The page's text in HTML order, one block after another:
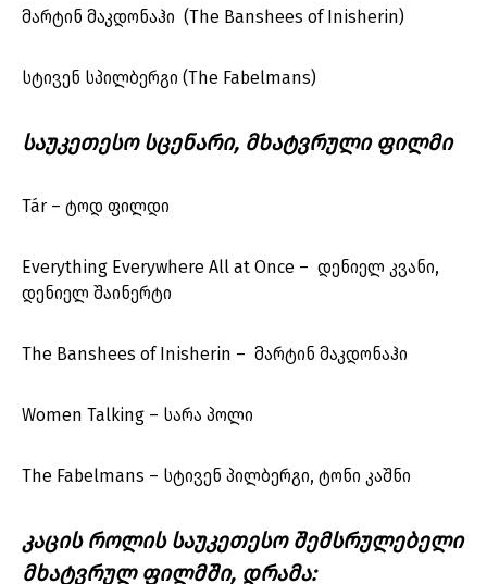
მარტინ მაკდონაჰი (The Banshees of Inisherin)
სტივენ სპილბერგი (The Fabelmans)
საუკეთესო სცენარი, მხატვრული ფილმი
Tár – ტოდ ფილდი
Everything Everywhere All at Once – დენიელ კვანი,
დენიელ შაინერტი
The Banshees of Inisherin – მარტინ მაკდონაჰი
Women Talking – სარა პოლი
The Fabelmans – სტივენ პილბერგი, ტონი კაშნი
კაცის როლის საუკეთესო შემსრულებელი
მხატვრულ ფილმში, დრამა: